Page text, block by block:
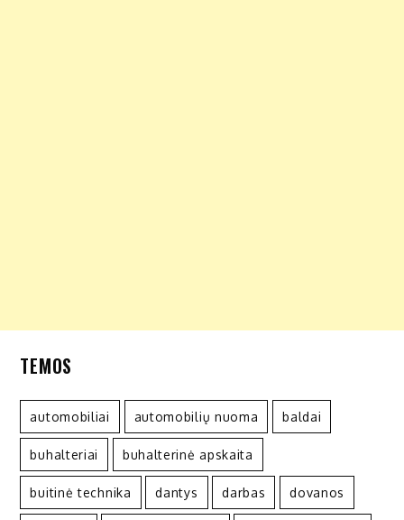
TEMOS
automobiliai automobilių nuoma baldai
buhalteriai buhalterinė apskaita
buitinė technika dantys darbas dovanos